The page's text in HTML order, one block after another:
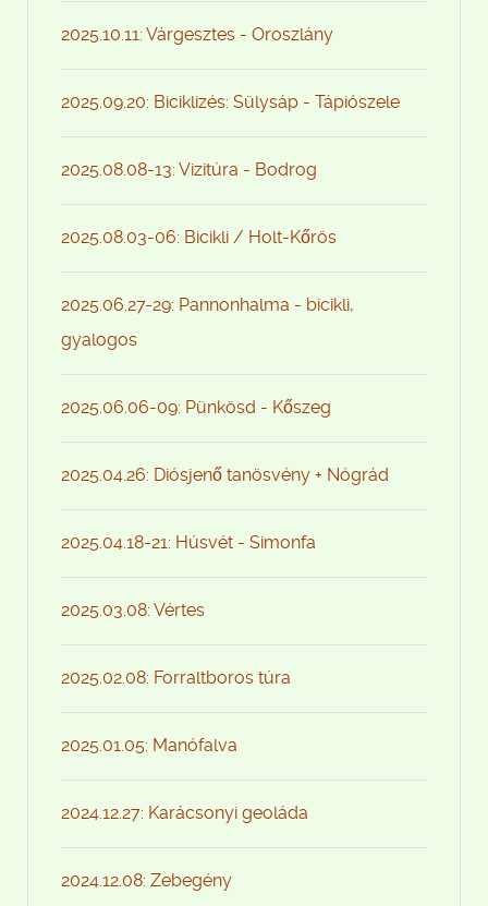
2025.10.11: Várgesztes - Oroszlány
2025.09.20: Biciklizés: Sülysáp - Tápiószele
2025.08.08-13: Vizitúra - Bodrog
2025.08.03-06: Bicikli / Holt-Kőrös
2025.06.27-29: Pannonhalma - bicikli,
gyalogos
2025.06.06-09: Pünkösd - Kőszeg
2025.04.26: Diósjenő tanösvény + Nógrád
2025.04.18-21: Húsvét - Simonfa
2025.03.08: Vértes
2025.02.08: Forraltboros túra
2025.01.05: Manófalva
2024.12.27: Karácsonyi geoláda
2024.12.08: Zebegény